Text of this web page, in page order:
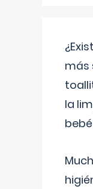
más
la